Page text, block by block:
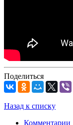
Поделиться
Назад к списку
Комментарии